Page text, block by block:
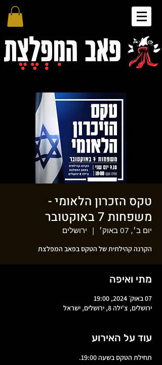
טקס הזכרון הלאומי -
משפחות 7 באוקטובר
יום ב׳, 07 באוק׳
  |
ירושלים
הקרנה קהילתית של הטקס בפאב המפלצת
מתי ואיפה
07 באוק׳ 2024, 19:00
ירושלים, צ'ילה 8, ירושלים, ישראל
עוד על האירוע
תחילת הטקס בשעה 19:00.